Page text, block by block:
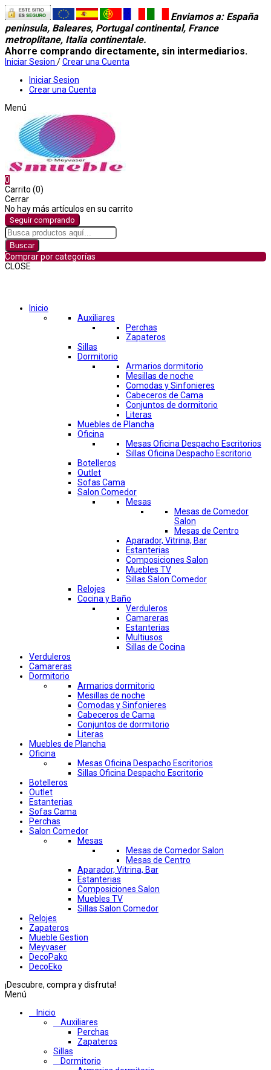
Enviamos a: España
peninsula, Baleares, Portugal continental, France
metroplitane, Italia continentale.
Ahorre comprando directamente, sin intermediarios.
Iniciar Sesion /Crear una Cuenta
Iniciar Sesion
Crear una Cuenta
Menú
0
Carrito (0)
Cerrar
No hay más artículos en su carrito
Seguir comprando
Buscar
Comprar por categorías
CLOSE
Inicio
Auxiliares
Perchas
Zapateros
Sillas
Dormitorio
Armarios dormitorio
Mesillas de noche
Comodas y Sinfonieres
Cabeceros de Cama
Conjuntos de dormitorio
Literas
Muebles de Plancha
Oficina
Mesas Oficina Despacho Escritorios
Sillas Oficina Despacho Escritorio
Botelleros
Outlet
Sofas Cama
Salon Comedor
Mesas
Mesas de Comedor
Salon
Mesas de Centro
Aparador, Vitrina, Bar
Estanterias
Composiciones Salon
Muebles TV
Sillas Salon Comedor
Relojes
Cocina y Baño
Verduleros
Camareras
Estanterias
Multiusos
Sillas de Cocina
Verduleros
Camareras
Dormitorio
Armarios dormitorio
Mesillas de noche
Comodas y Sinfonieres
Cabeceros de Cama
Conjuntos de dormitorio
Literas
Muebles de Plancha
Oficina
Mesas Oficina Despacho Escritorios
Sillas Oficina Despacho Escritorio
Botelleros
Outlet
Estanterias
Sofas Cama
Perchas
Salon Comedor
Mesas
Mesas de Comedor Salon
Mesas de Centro
Aparador, Vitrina, Bar
Estanterias
Composiciones Salon
Muebles TV
Sillas Salon Comedor
Relojes
Zapateros
Mueble Gestion
Meyvaser
DecoPako
DecoEko
¡Descubre, compra y disfruta!
Menú
Inicio
Auxiliares
Perchas
Zapateros
Sillas
Dormitorio